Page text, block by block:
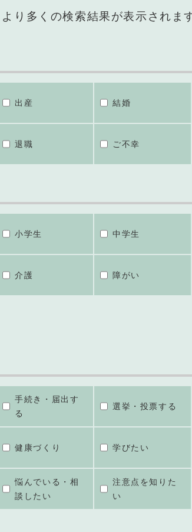
り多くの検索結果が表示されま
出産 結婚
退職 ご不幸
小学生 中学生
介護 障がい
手続き・届出す
る
選挙・投票する
健康づくり 学びたい
悩んでいる・相
談したい
注意点を知りた
い